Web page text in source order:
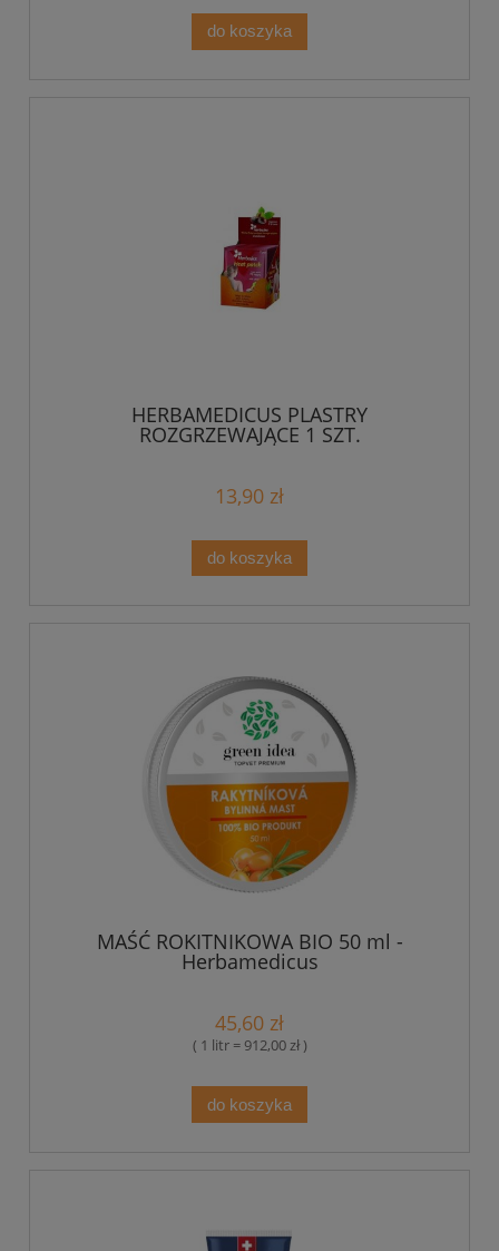
do koszyka
HERBAMEDICUS PLASTRY
ROZGRZEWAJĄCE 1 SZT.
13,90 zł
do koszyka
MAŚĆ ROKITNIKOWA BIO 50 ml -
Herbamedicus
45,60 zł
( 1 litr = 912,00 zł )
do koszyka